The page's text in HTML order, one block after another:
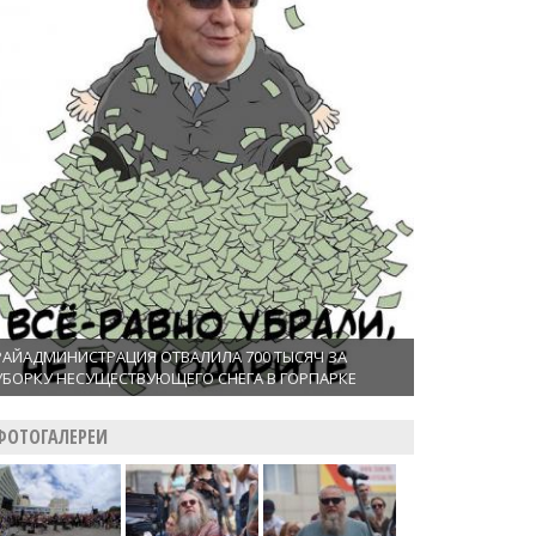
ОТВАЛИЛА 700 ТЫСЯЧ ЗА
НЕСУЩЕСТВУЮЩЕГО СНЕГА В ГОРПАРКЕ